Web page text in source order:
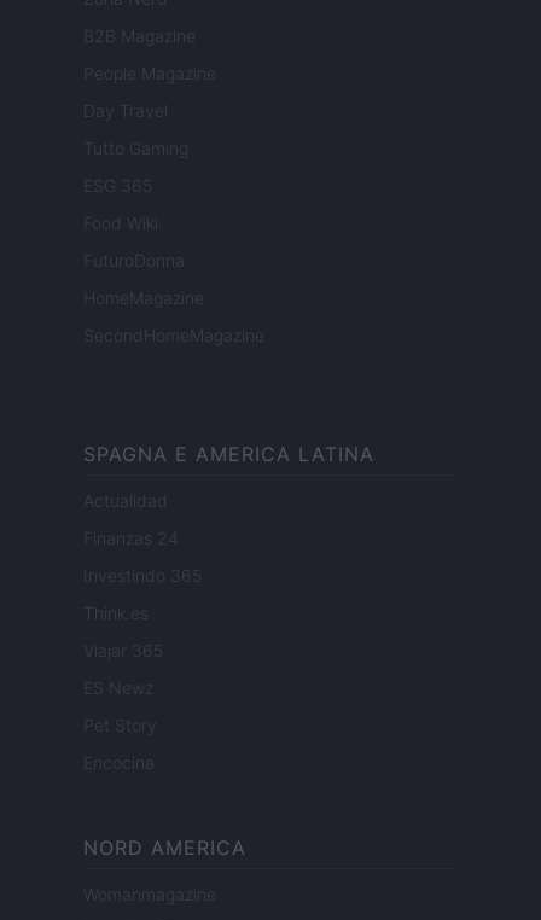
B2B Magazine
People Magazine
Day Travel
Tutto Gaming
ESG 365
Food Wiki
FuturoDonna
HomeMagazine
SecondHomeMagazine
SPAGNA E AMERICA LATINA
Actualidad
Finanzas 24
Investindo 365
Think.es
Viajar 365
ES Newz
Pet Story
Encocina
NORD AMERICA
Womanmagazine